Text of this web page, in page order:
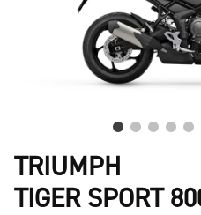
TRIUMPH
TIGER SPORT